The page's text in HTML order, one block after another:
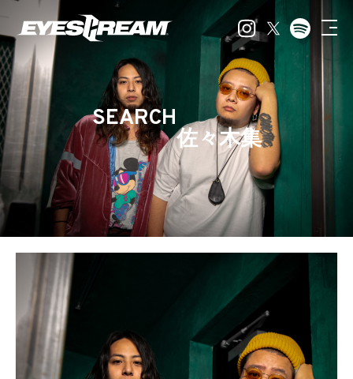
SEARCH
佐々木集